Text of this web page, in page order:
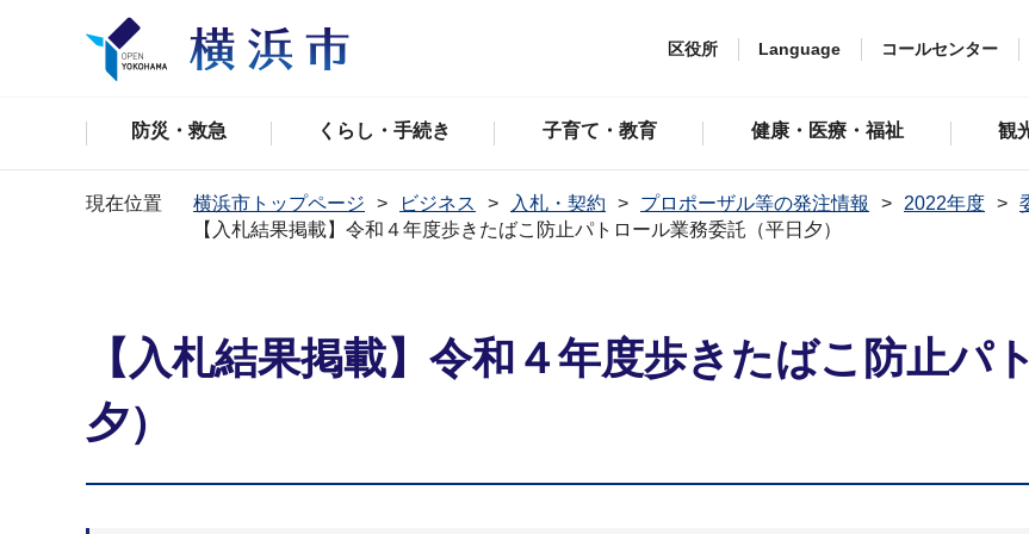
区役所 Language コールセンター
防災・救急 くらし・手続き 子育て・教育 健康・医療・福祉 観
現在位置 横浜市トップページ ビジネス 入札・契約 プロポーザル等の発注情報 2022年度
【入札結果掲載】令和４年度歩きたばこ防止パトロール業務委託（平日夕）
【入札結果掲載】令和４年度歩きたばこ防止パ
夕）